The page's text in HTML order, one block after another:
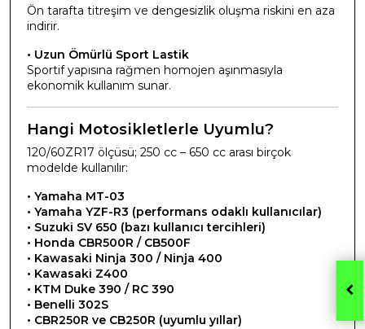
Ön tarafta titreşim ve dengesizlik oluşma riskini en aza
indirir.
• Uzun Ömürlü Sport Lastik
Sportif yapısına rağmen homojen aşınmasıyla
ekonomik kullanım sunar.
Hangi Motosikletlerle Uyumlu?
120/60ZR17 ölçüsü; 250 cc – 650 cc arası birçok
modelde kullanılır:
• Yamaha MT-03
• Yamaha YZF-R3 (performans odaklı kullanıcılar)
• Suzuki SV 650 (bazı kullanıcı tercihleri)
• Honda CBR500R / CB500F
• Kawasaki Ninja 300 / Ninja 400
• Kawasaki Z400
• KTM Duke 390 / RC 390
• Benelli 302S
• CBR250R ve CB250R (uyumlu yıllar)